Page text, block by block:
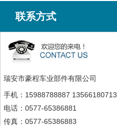
联系方式
瑞安市豪程车业部件有限公司
手机：15988788887 13566180713
电话：0577-65386881
传真：0577-65386883